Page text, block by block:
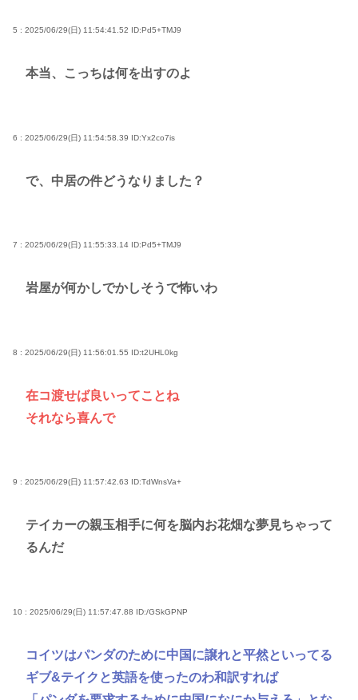
5 : 2025/06/29(日) 11:54:41.52 ID:Pd5+TMJ9
本当、こっちは何を出すのよ
6 : 2025/06/29(日) 11:54:58.39 ID:Yx2co7is
で、中居の件どうなりました？
7 : 2025/06/29(日) 11:55:33.14 ID:Pd5+TMJ9
岩屋が何かしでかしそうで怖いわ
8 : 2025/06/29(日) 11:56:01.55 ID:t2UHL0kg
在コ渡せば良いってことね
それなら喜んで
9 : 2025/06/29(日) 11:57:42.63 ID:TdWnsVa+
テイカーの親玉相手に何を脳内お花畑な夢見ちゃって
るんだ
10 : 2025/06/29(日) 11:57:47.88 ID:/GSkGPNP
コイツはパンダのために中国に譲れと平然といってる
ギブ&テイクと英語を使ったのわ和訳すれば